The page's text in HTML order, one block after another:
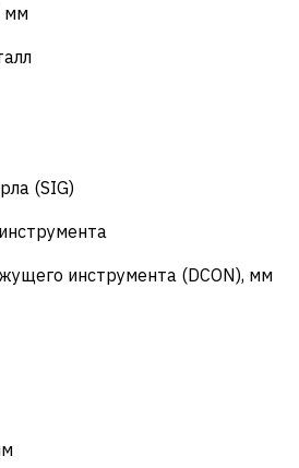
мм
(SIG)
инструмента (DCON), мм